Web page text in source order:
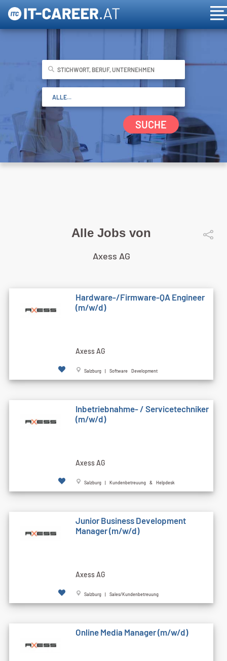
SUCHE
Alle Jobs von
Axess AG
Hardware-/Firmware-QA Engineer
(m/w/d)
Axess AG
Salzburg | Software Development
Inbetriebnahme- / Servicetechniker
(m/w/d)
Axess AG
Salzburg | Kundenbetreuung & Helpdesk
Junior Business Development
Manager (m/w/d)
Axess AG
Salzburg | Sales/Kundenbetreuung
Online Media Manager (m/w/d)